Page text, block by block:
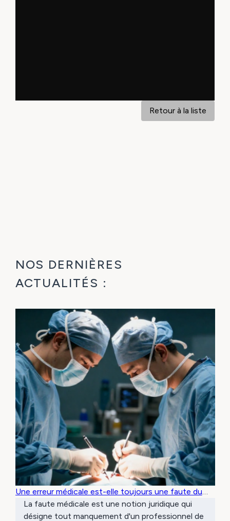
Retour à la liste
NOS DERNIÈRES
ACTUALITÉS :
Une erreur médicale est-elle toujours une faute du
médecin ?
La faute médicale est une notion juridique qui
désigne tout manquement d'un professionnel de